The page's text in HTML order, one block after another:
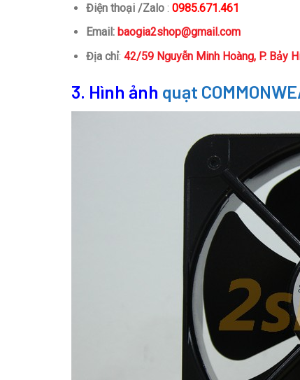
Điện thoại /Zalo: 0985.671.461
Email: baogia2shop@gmail.com
Địa chỉ: 42/59 Nguyễn Minh Hoàng, P. Bảy
3. Hình ảnh quạt